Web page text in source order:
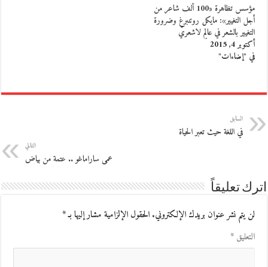
مؤسس تظاهرة «100 ألف شاعر من
أجل التغيير»: مايكل روتنبرغ وضرورة
التغيير بالشعر في عالمٍ لاشعريٍّ
أكتوبر 4, 2015
في "إضاءات"
السابق
في اللغة حيث تعبر الحياة
التالي
عمى ساراماغو .. عتمة من بياض
اترك تعليقاً
لن يتم نشر عنوان بريدك الإلكتروني.الحقول الإلزامية مشار إليها بـ*
التعليق*